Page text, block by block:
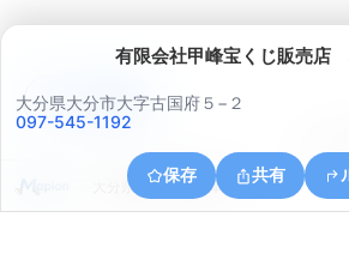
有限会社甲峰宝くじ販売店
大分県大分市大字古国府５−２
097-545-1192
保存 共有
大分県大分市大字津守
アプリで見る